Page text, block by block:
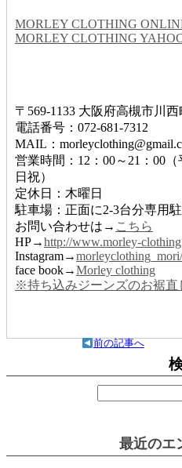
MORLEY CLOTHING
MORLEY CLOTHING
〒569-1133 大阪府高槻市川西
電話番号：072-681-7312
MAIL：
営業時間：12：00～21：00
日祝）
定休日：木曜日
駐車場：正面に2-3台分専用
お問い合わせは→ こちら
HP→http://www.morley-
Instagram→morleyclothing_mori/
face book→Morley clothing
※持ち込みジーンズのお裾直
前の記事へ
最近のエ